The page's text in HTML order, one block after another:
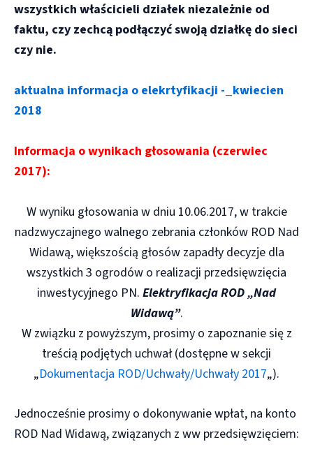
wszystkich właścicieli działek niezależnie od
faktu, czy zechcą podłączyć swoją działkę do sieci
czy nie.
aktualna informacja o elekrtyfikacji -_kwiecien
2018
Informacja o wynikach głosowania (czerwiec
2017):
W wyniku głosowania w dniu 10.06.2017, w trakcie
nadzwyczajnego walnego zebrania członków ROD Nad
Widawą, większością głosów zapadły decyzje dla
wszystkich 3 ogrodów o realizacji przedsięwzięcia
inwestycyjnego PN. Elektryfikacja ROD „Nad
Widawą”.
W związku z powyższym, prosimy o zapoznanie się z
treścią podjętych uchwał (dostępne w sekcji
„Dokumentacja ROD/Uchwały/Uchwały 2017„).
Jednocześnie prosimy o dokonywanie wpłat, na konto
ROD Nad Widawą, związanych z ww przedsięwzięciem: